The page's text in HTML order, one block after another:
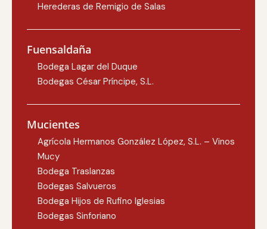
Herederas de Remigio de Salas
Fuensaldaña
Bodega Lagar del Duque
Bodegas César Príncipe, S.L.
Mucientes
Agrícola Hermanos González López, S.L. – Vinos
Mucy
Bodega Traslanzas
Bodegas Salvueros
Bodega Hijos de Rufino Iglesias
Bodegas Sinforiano